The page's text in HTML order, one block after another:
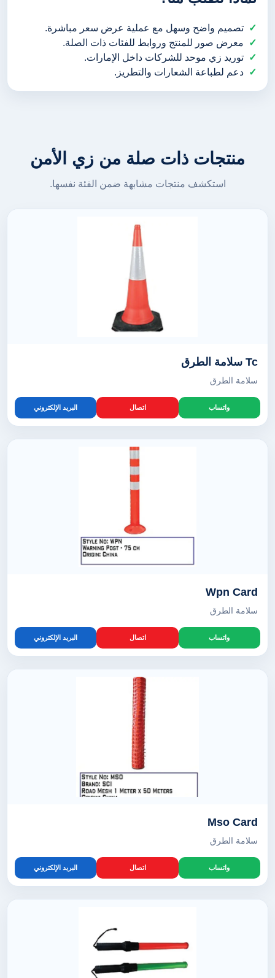
تصميم واضح وسهل مع عملية عرض سعر مباشرة.
معرض صور للمنتج وروابط للفئات ذات الصلة.
توريد زي موحد للشركات داخل الإمارات.
دعم لطباعة الشعارات والتطريز.
منتجات ذات صلة من زي الأمن
استكشف منتجات مشابهة ضمن الفئة نفسها.
Tc سلامة الطرق
سلامة الطرق
واتساب اتصال البريد الإلكتروني
Wpn Card
سلامة الطرق
واتساب اتصال البريد الإلكتروني
Mso Card
سلامة الطرق
واتساب اتصال البريد الإلكتروني